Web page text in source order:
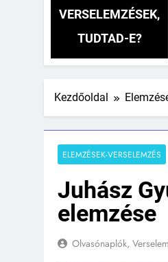
VERSELEMZÉSEK,
TUDTAD-E?
2 Hét Ezelőtt
Kezdőoldal
ELEMZÉSEK-VERSELEMZÉS
Juhász
elemzése
Olvasónaplók,